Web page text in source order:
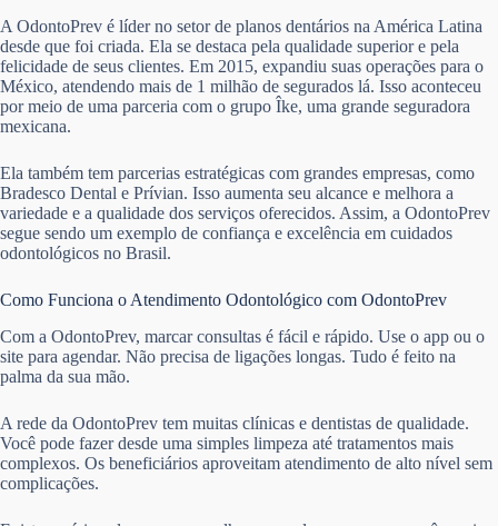
A OdontoPrev é líder no setor de planos dentários na América Latina
desde que foi criada. Ela se destaca pela qualidade superior e pela
felicidade de seus clientes. Em 2015, expandiu suas operações para o
México, atendendo mais de 1 milhão de segurados lá. Isso aconteceu
por meio de uma parceria com o grupo Îke, uma grande seguradora
mexicana.
Ela também tem parcerias estratégicas com grandes empresas, como
Bradesco Dental e Prívian. Isso aumenta seu alcance e melhora a
variedade e a qualidade dos serviços oferecidos. Assim, a OdontoPrev
segue sendo um exemplo de confiança e excelência em cuidados
odontológicos no Brasil.
Como Funciona o Atendimento Odontológico com OdontoPrev
Com a OdontoPrev, marcar consultas é fácil e rápido. Use o app ou o
site para agendar. Não precisa de ligações longas. Tudo é feito na
palma da sua mão.
A rede da OdontoPrev tem muitas clínicas e dentistas de qualidade.
Você pode fazer desde uma simples limpeza até tratamentos mais
complexos. Os beneficiários aproveitam atendimento de alto nível sem
complicações.